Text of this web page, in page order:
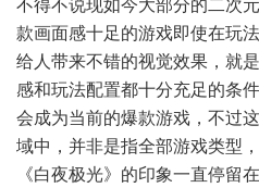
不得不说现如今大部分的二次
款画面感十足的游戏即使在玩
给人带来不错的视觉效果，就
感和玩法配置都十分充足的条
会成为当前的爆款游戏，不过
域中，并非是指全部游戏类型
《白夜极光》的印象一直停留